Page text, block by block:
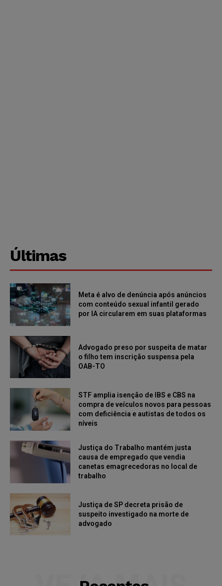
Últimas
Meta é alvo de denúncia após anúncios
com conteúdo sexual infantil gerado
por IA circularem em suas plataformas
Advogado preso por suspeita de matar
o filho tem inscrição suspensa pela
OAB-TO
STF amplia isenção de IBS e CBS na
compra de veículos novos para pessoas
com deficiência e autistas de todos os
níveis
Justiça do Trabalho mantém justa
causa de empregado que vendia
canetas emagrecedoras no local de
trabalho
Justiça de SP decreta prisão de
suspeito investigado na morte de
advogado